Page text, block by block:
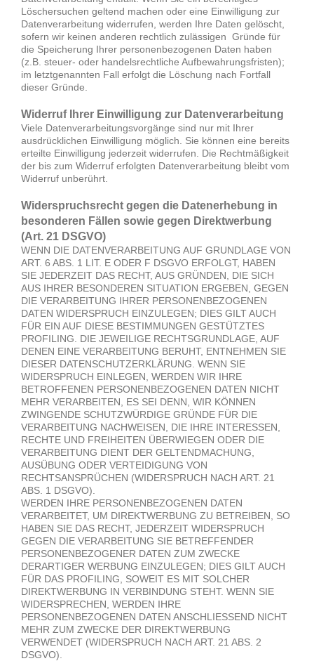
Löschersuchen geltend machen oder eine Einwilligung zur
Datenverarbeitung widerrufen, werden Ihre Daten gelöscht,
sofern wir keinen anderen rechtlich zulässigen Gründe für
die Speicherung Ihrer personenbezogenen Daten haben
(z.B. steuer- oder handelsrechtliche Aufbewahrungsfristen);
im letztgenannten Fall erfolgt die Löschung nach Fortfall
dieser Gründe.
Widerruf Ihrer Einwilligung zur Datenverarbeitung
Viele Datenverarbeitungsvorgänge sind nur mit Ihrer
ausdrücklichen Einwilligung möglich. Sie können eine bereits
erteilte Einwilligung jederzeit widerrufen. Die Rechtmäßigkeit
der bis zum Widerruf erfolgten Datenverarbeitung bleibt vom
Widerruf unberührt.
Widerspruchsrecht gegen die Datenerhebung in
besonderen Fällen sowie gegen Direktwerbung
(Art. 21 DSGVO)
WENN DIE DATENVERARBEITUNG AUF GRUNDLAGE VON
ART. 6 ABS. 1 LIT. E ODER F DSGVO ERFOLGT, HABEN
SIE JEDERZEIT DAS RECHT, AUS GRÜNDEN, DIE SICH
AUS IHRER BESONDEREN SITUATION ERGEBEN, GEGEN
DIE VERARBEITUNG IHRER PERSONENBEZOGENEN
DATEN WIDERSPRUCH EINZULEGEN; DIES GILT AUCH
FÜR EIN AUF DIESE BESTIMMUNGEN GESTÜTZTES
PROFILING. DIE JEWEILIGE RECHTSGRUNDLAGE, AUF
DENEN EINE VERARBEITUNG BERUHT, ENTNEHMEN SIE
DIESER DATENSCHUTZERKLÄRUNG. WENN SIE
WIDERSPRUCH EINLEGEN, WERDEN WIR IHRE
BETROFFENEN PERSONENBEZOGENEN DATEN NICHT
MEHR VERARBEITEN, ES SEI DENN, WIR KÖNNEN
ZWINGENDE SCHUTZWÜRDIGE GRÜNDE FÜR DIE
VERARBEITUNG NACHWEISEN, DIE IHRE INTERESSEN,
RECHTE UND FREIHEITEN ÜBERWIEGEN ODER DIE
VERARBEITUNG DIENT DER GELTENDMACHUNG,
AUSÜBUNG ODER VERTEIDIGUNG VON
RECHTSANSPRÜCHEN (WIDERSPRUCH NACH ART. 21
ABS. 1 DSGVO).
WERDEN IHRE PERSONENBEZOGENEN DATEN
VERARBEITET, UM DIREKTWERBUNG ZU BETREIBEN, SO
HABEN SIE DAS RECHT, JEDERZEIT WIDERSPRUCH
GEGEN DIE VERARBEITUNG SIE BETREFFENDER
PERSONENBEZOGENER DATEN ZUM ZWECKE
DERARTIGER WERBUNG EINZULEGEN; DIES GILT AUCH
FÜR DAS PROFILING, SOWEIT ES MIT SOLCHER
DIREKTWERBUNG IN VERBINDUNG STEHT. WENN SIE
WIDERSPRECHEN, WERDEN IHRE
PERSONENBEZOGENEN DATEN ANSCHLIESSEND NICHT
MEHR ZUM ZWECKE DER DIREKTWERBUNG
VERWENDET (WIDERSPRUCH NACH ART. 21 ABS. 2
DSGVO).